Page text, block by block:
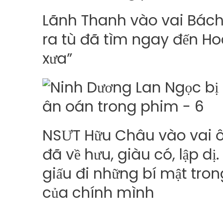
Lãnh Thanh vào vai
ra tù đã tìm ngay đến
xưa”
NSƯT Hữu Châu vào vai
đã về hưu, giàu có, lập
giấu đi những bí mật
của chính mình